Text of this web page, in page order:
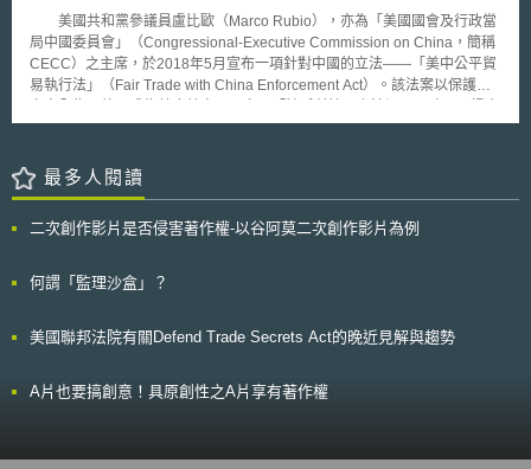
Innovation Partnership on Smart Cities and Communities, EIP-SCC）目
的是為了要將城市、企業與市民結合起來，共同藉由永續的解決方案，來改
善都會城市現有的問題，並提升城市的整體生活。此計畫期許以資通訊科技
（Information and Communication Technology, ICT）、能源與交通管理的
結合，共同提出創新的解決方案，為今日歐洲城市面對來自於環境、社會與
健康等挑戰進行解套，計畫發展核心包含開放資料（Open Data）、商業模
率與低碳解決方案（Energy Efficiency and Low Carbon Solutions）、財政
金融與採購（Finance and Procurement）、都會移動（Urban
盟所發展的大戰略計畫，到今年第五年的「智慧城市世界大會展覽」，明顯
歐盟能持續引領歐洲，甚至世界未來發展趨勢的關鍵原因。
link）規範-使業者得以微波通訊來進行內容傳輸，且可減少設施的重複佈
建。 2.允許適性調變（Adaptive Modulation）-允許固定服務業者在訊號不
良時可減慢傳輸速度，以維持通訊連線。 3.不得架設輔助式基地台
（Auxiliary station）-因FCC尚未有明確證據顯示當輔助式基地台與主要基
地台共存時，是否造成干擾。因此不得架設輔助式基地台。
美國共和黨參議員盧比歐（Marco Rubio），亦為「美國國會及行政當
局中國委員會」（Congressional-Executive Commission on China，簡稱
CECC）之主席，於2018年5月宣布一項針對中國的立法——「美中公平貿
易執行法」（Fair Trade with China Enforcement Act）。該法案以保護國
課徵跨國公司來自中國的所得稅，藉以箝制中國竊取美國智慧財產。
——機器人、航太、潔淨能源車（robotics, aerospace and clean-energy
cars），該法案亦對中資持有美國研發製造上揭科技之公司的持股權予以限
（Huawei）、中興通訊（ZTE）兩間公司的任何電信通訊設備或服務；美
國私人企業亦勿販售兩公司產品。 也許正如盧比歐參議員對外發表
最多人閱讀
二次創作影片是否侵害著作權-以谷阿莫二次創作影片為例
何謂「監理沙盒」？
美國聯邦法院有關Defend Trade Secrets Act的晚近見解與趨勢
A片也要搞創意！具原創性之A片享有著作權